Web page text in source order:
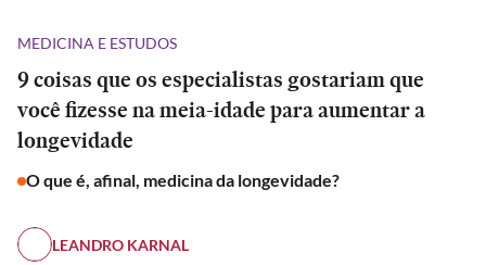
MEDICINA E ESTUDOS
9 coisas que os especialistas gostariam que
você fizesse na meia-idade para aumentar a
longevidade
O que é, afinal, medicina da longevidade?
LEANDRO KARNAL